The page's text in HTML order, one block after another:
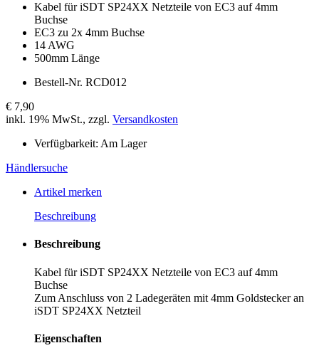
Kabel für iSDT SP24XX Netzteile von EC3 auf 4mm
Buchse
EC3 zu 2x 4mm Buchse
14 AWG
500mm Länge
Bestell-Nr. RCD012
€ 7,90
inkl. 19% MwSt., zzgl. Versandkosten
Verfügbarkeit: Am Lager
Händlersuche
Artikel merken
Beschreibung
Beschreibung
Kabel für iSDT SP24XX Netzteile von EC3 auf 4mm
Buchse
Zum Anschluss von 2 Ladegeräten mit 4mm Goldstecker an
iSDT SP24XX Netzteil
Eigenschaften